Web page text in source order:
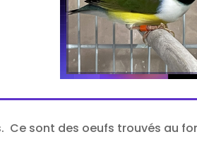
Ce sont des oeufs trouvés au